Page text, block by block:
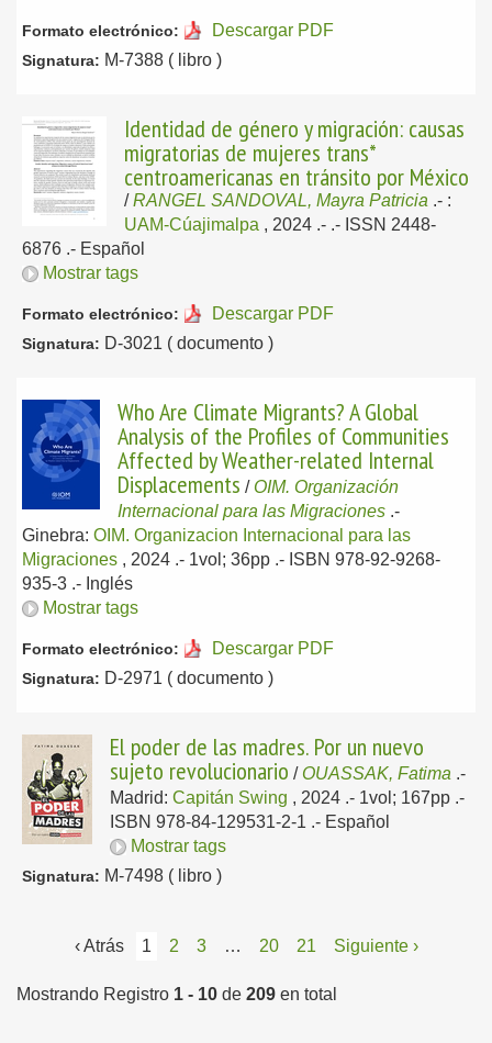
Formato electrónico: Descargar PDF
Signatura: M-7388 ( libro )
Identidad de género y migración: causas
migratorias de mujeres trans*
centroamericanas en tránsito por México
/RANGEL SANDOVAL, Mayra Patricia .- :
UAM-Cúajimalpa , 2024 .- .- ISSN 2448-
6876 .- Español
Mostrar tags
Formato electrónico: Descargar PDF
Signatura: D-3021 ( documento )
Who Are Climate Migrants? A Global
Analysis of the Profiles of Communities
Affected by Weather-related Internal
Displacements / OIM. Organización
Internacional para las Migraciones .-
Ginebra: OIM. Organizacion Internacional para las
Migraciones , 2024 .- 1vol; 36pp .- ISBN 978-92-9268-
935-3 .- Inglés
Mostrar tags
Formato electrónico: Descargar PDF
Signatura: D-2971 ( documento )
El poder de las madres. Por un nuevo
sujeto revolucionario / OUASSAK, Fatima .-
Madrid: Capitán Swing , 2024 .- 1vol; 167pp .-
ISBN 978-84-129531-2-1 .- Español
Mostrar tags
Signatura: M-7498 ( libro )
‹ Atrás 1 2 3 … 20 21 Siguiente ›
Mostrando Registro 1 - 10 de 209 en total